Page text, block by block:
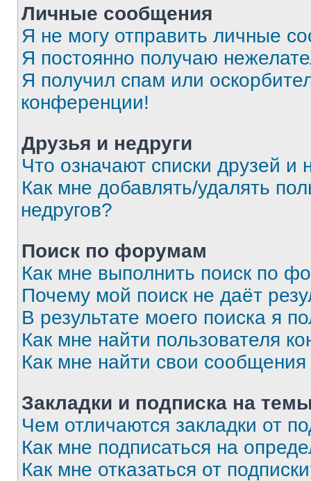
Личные сообщения
Я не могу отправить личные
Я постоянно получаю
Я получил спам или
конференции!
Друзья и недруги
Что означают списки друзей и
Как мне добавлять/удалять
недругов?
Поиск по форумам
Как мне выполнить поиск по
Почему мой поиск не даёт
В результате моего поиска я
Как мне найти пользователя
Как мне найти свои
Закладки и подписка на
Чем отличаются закладки от
Как мне подписаться на
Как мне отказаться от